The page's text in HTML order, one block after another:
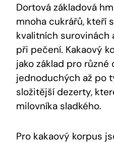
Dortová základová
mnoha cukrářů, kteří
‍kvalitních surovinách
při pečení. Kakaový
jako základ pro
jednoduchých až po
složitější dezerty,
milovníka⁤ sladkého.
Pro kakaový‍ korpus